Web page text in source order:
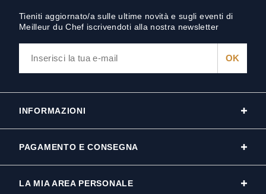
Tieniti aggiornato/a sulle ultime novità e sugli eventi di
Meilleur du Chef iscrivendoti alla nostra newsletter
INFORMAZIONI
PAGAMENTO E CONSEGNA
LA MIA AREA PERSONALE